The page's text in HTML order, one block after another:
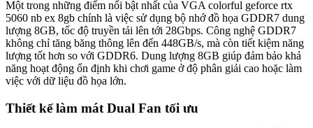
Một trong những điểm nổi bật nhất của VGA colorful geforce rtx
5060 nb ex 8gb chính là việc sử dụng bộ nhớ đồ họa GDDR7 dung
lượng 8GB, tốc độ truyền tải lên tới 28Gbps. Công nghệ GDDR7
không chỉ tăng băng thông lên đến 448GB/s, mà còn tiết kiệm năng
lượng tốt hơn so với GDDR6. Dung lượng 8GB giúp đảm bảo khả
năng hoạt động ổn định khi chơi game ở độ phân giải cao hoặc làm
việc với dữ liệu đồ họa lớn.
Thiết kế làm mát Dual Fan tối ưu